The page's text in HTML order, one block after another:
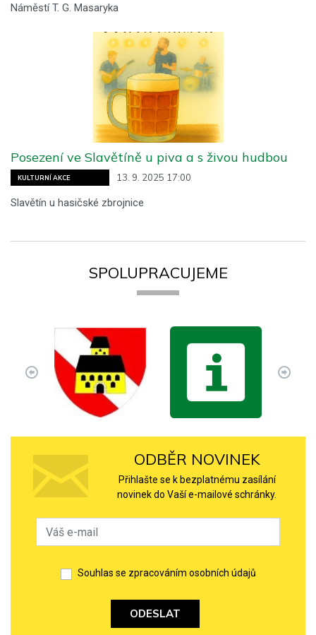
Náměstí T. G. Masaryka
KULTURNÍ AKCE 13. 9. 2025 17:00
Posezení ve Slavětíně u piva a s živou hudbou
Slavětín u hasičské zbrojnice
SPOLUPRACUJEME
ODBĚR NOVINEK
Přihlašte se k bezplatnému zasílání
novinek do Vaší e-mailové schránky.
Souhlas se zpracováním osobních údajů
ODESLAT